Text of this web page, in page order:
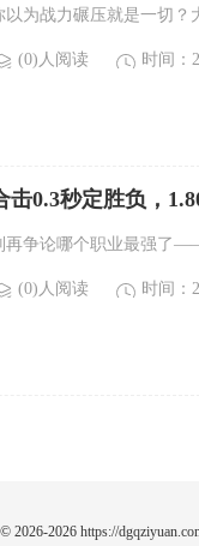
以为战力碾压就是一切？
(0)人阅读 时间：
击0.3秒定胜负，
再争论哪个职业最强了
(0)人阅读 时间：
2026-2026 https://